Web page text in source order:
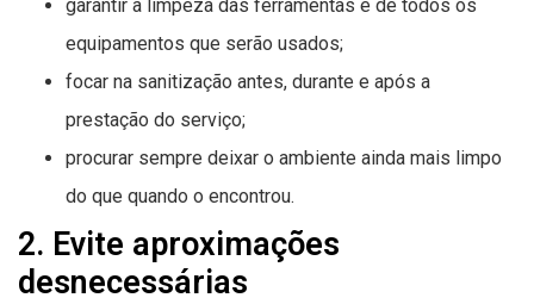
garantir a limpeza das ferramentas e de todos os
equipamentos que serão usados;
focar na sanitização antes, durante e após a
prestação do serviço;
procurar sempre deixar o ambiente ainda mais limpo
do que quando o encontrou.
2. Evite aproximações
desnecessárias